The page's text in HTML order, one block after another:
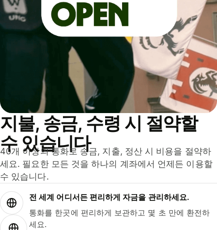
지불, 송금, 수령 시 절약할
수 있습니다
40개 이상의 통화로 송금, 지출, 정산 시 비용을 절약하
세요. 필요한 모든 것을 하나의 계좌에서 언제든 이용할
수 있습니다.
전 세계 어디서든 편리하게 자금을 관리하세요.
통화를 한곳에 편리하게 보관하고 몇 초 만에 환전하
세요.